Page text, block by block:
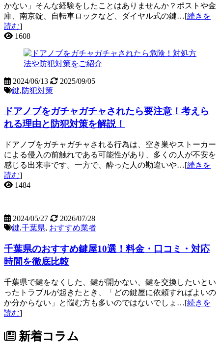
かない」そんな経験をしたことはありませんか？ポストや金
庫、南京錠、自転車ロックなど、ダイヤル式の鍵…[続きを
読む]
1608
2024/06/13
2025/09/05
鍵,防犯対策
ドアノブをガチャガチャされたら要注意！考えら
れる理由と防犯対策を解説！
ドアノブをガチャガチャされる行為は、空き巣やストーカー
による侵入の前触れである可能性があり、多くの人が不安を
感じる出来事です。一方で、酔った人の勘違いや…[続きを
読む]
1484
2024/05/27
2026/07/28
鍵,千葉県, おすすめ業者
千葉県のおすすめ鍵屋10選！料金・口コミ・対応
時間を徹底比較
千葉県で鍵をなくした、鍵が開かない、鍵を交換したいとい
ったトラブルが起きたとき、「どの鍵屋に依頼すればよいの
か分からない」と悩む方も多いのではないでしょ…[続きを
読む]
新着コラム